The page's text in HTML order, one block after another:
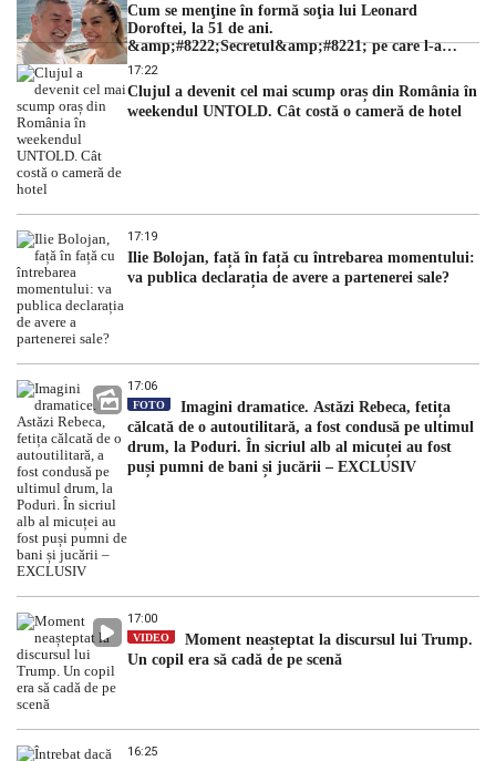
Cum se menţine în formă soţia lui Leonard
Doroftei, la 51 de ani.
&amp;#8222;Secretul&amp;#8221; pe care l-a
dezvăluit
17:22
Clujul a devenit cel mai scump oraș din România în
weekendul UNTOLD. Cât costă o cameră de hotel
17:19
Ilie Bolojan, față în față cu întrebarea momentului:
va publica declarația de avere a partenerei sale?
17:06
FOTO
Imagini dramatice. Astăzi Rebeca, fetița
călcată de o autoutilitară, a fost condusă pe ultimul
drum, la Poduri. În sicriul alb al micuței au fost
puși pumni de bani și jucării – EXCLUSIV
17:00
VIDEO
Moment neașteptat la discursul lui Trump.
Un copil era să cadă de pe scenă
16:25